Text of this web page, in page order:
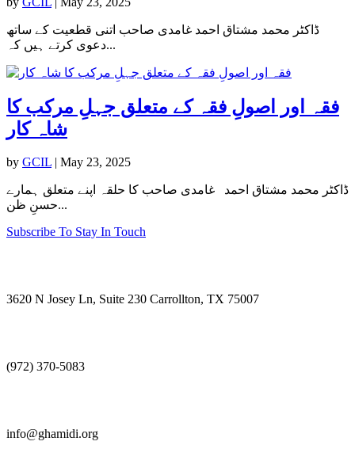
ڈاکٹر محمد مشتاق احمد غامدی صاحب اتنی قطعیت کے ساتھ
دعوی کرتے ہیں کہ...
فقہ اور اصولِ فقہ کے متعلق جہلِ مرکب کا
شاہ کار
by GCIL | May 23, 2025
ڈاکٹر محمد مشتاق احمد غامدی صاحب کا حلقہ اپنے متعلق ہمارے
حسنِ ظن...
Subscribe To Stay In Touch
3620 N Josey Ln, Suite 230 Carrollton, TX 75007
(972) 370-5083
info@ghamidi.org